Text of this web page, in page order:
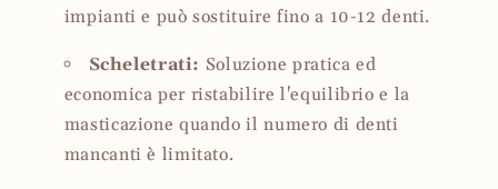
impianti e può sostituire fino a 10-12 denti.
Scheletrati: Soluzione pratica ed
economica per ristabilire l'equilibrio e la
masticazione quando il numero di denti
mancanti è limitato.